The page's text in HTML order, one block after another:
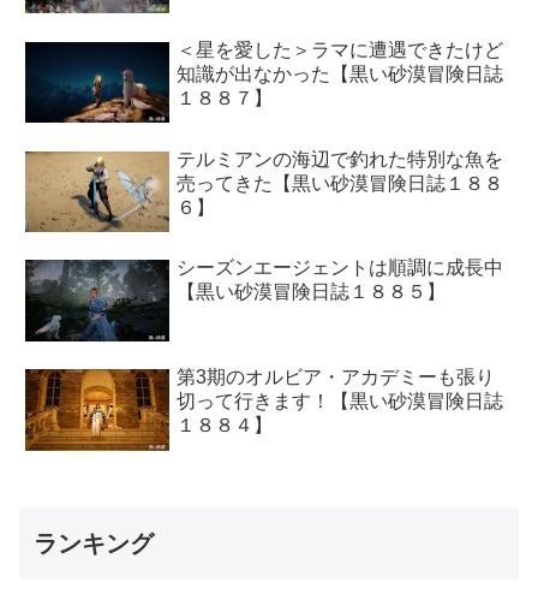
＜星を愛した＞ラマに遭遇できたけど
知識が出なかった【黒い砂漠冒険日誌
１８８７】
テルミアンの海辺で釣れた特別な魚を
売ってきた【黒い砂漠冒険日誌１８８
６】
シーズンエージェントは順調に成長中
【黒い砂漠冒険日誌１８８５】
第3期のオルビア・アカデミーも張り
切って行きます！【黒い砂漠冒険日誌
１８８４】
ランキング